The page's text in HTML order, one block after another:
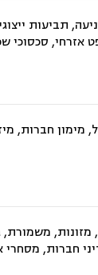
סכסוכי
חברות,
משמורת,
חברות, מסחרי